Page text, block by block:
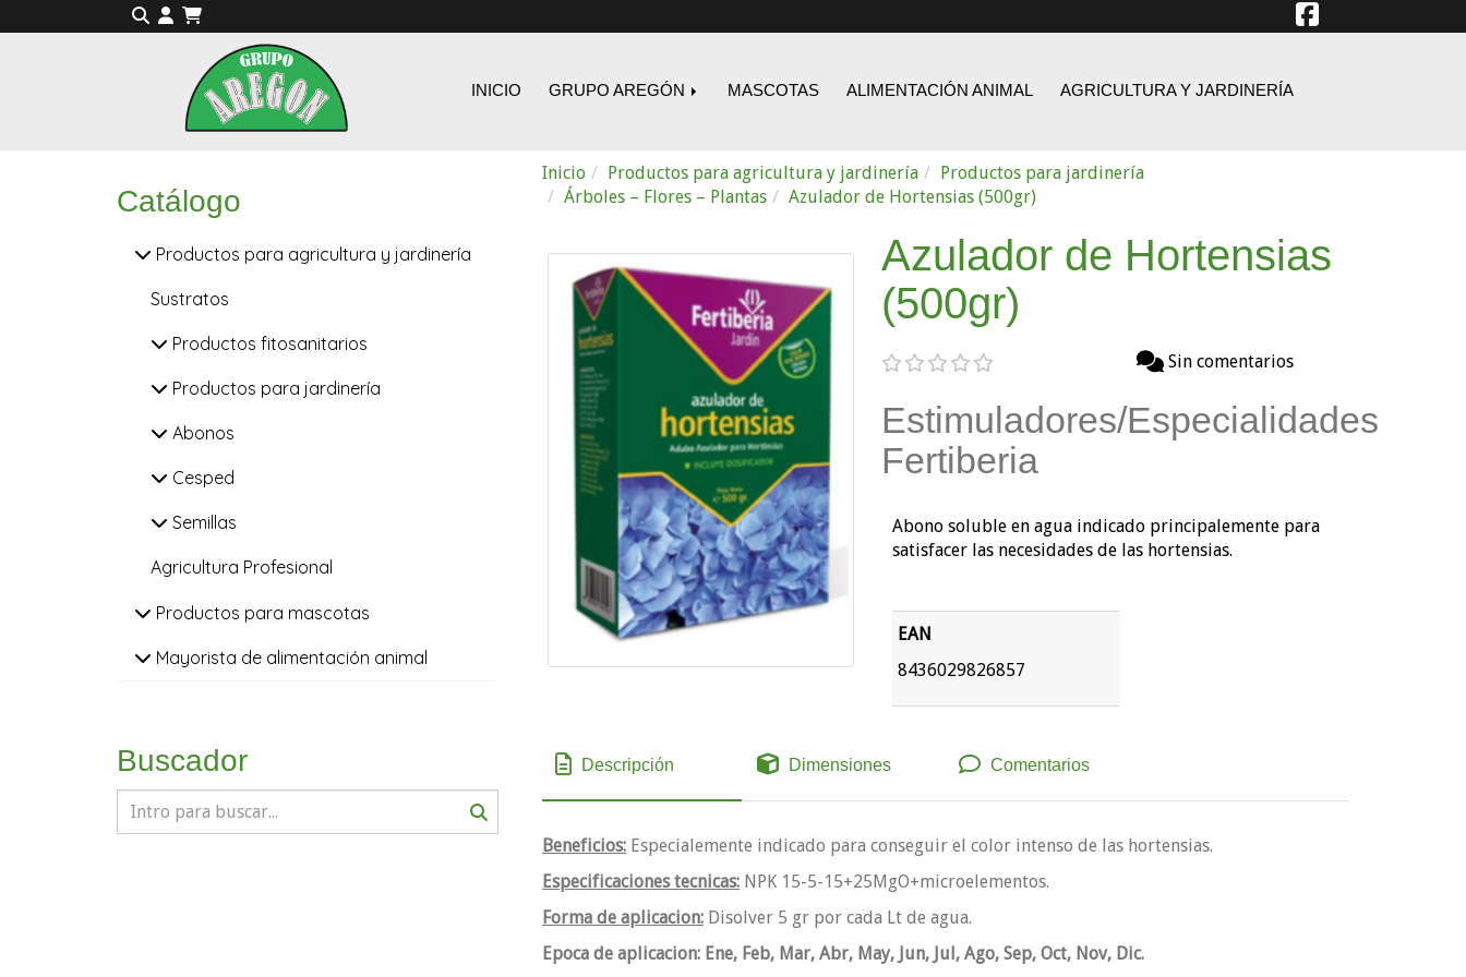
INICIO GRUPO AREGÓN MASCOTAS ALIMENTACIÓN ANIMAL AGRICULTURA Y JARDINERÍA
Inicio Productos para agricultura y jardinería
Productos para jardinería
Árboles – Flores – Plantas
Azulador de Hortensias (500gr)
Azulador de Hortensias
(500gr)
Sin comentarios
Estimuladores/Especialidades
Fertiberia
Abono soluble en agua indicado principalemente para
satisfacer las necesidades de las hortensias.
EAN
8436029826857
Descripción Dimensiones Comentarios
Beneficios: Especialemente indicado para conseguir el color intenso de las hortensias.
Especificaciones tecnicas: NPK 15-5-15+25MgO+microelementos.
Forma de aplicacion: Disolver 5 gr por cada Lt de agua.
Epoca de aplicacion: Ene, Feb, Mar, Abr, May, Jun, Jul, Ago, Sep, Oct, Nov, Dic.
Catálogo
Productos para agricultura y jardinería
Sustratos
Productos fitosanitarios
Productos para jardinería
Abonos
Cesped
Semillas
Agricultura Profesional
Productos para mascotas
Mayorista de alimentación animal
Buscador